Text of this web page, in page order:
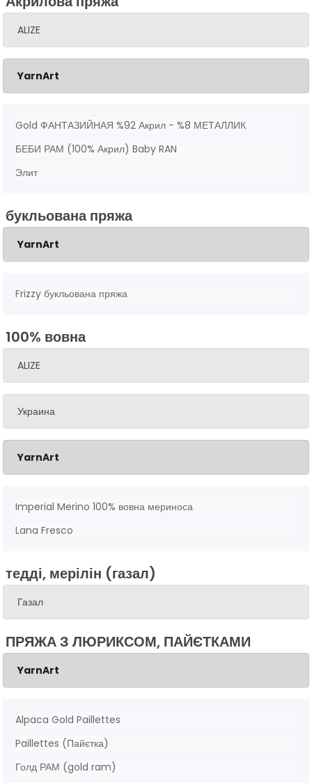
ALIZE
YarnArt
Gold ФАНТАЗИЙНАЯ %92 Акрил - %8 МЕТАЛЛИК
БЕБИ РАМ (100% Акрил) Baby RAN
Элит
букльована пряжа
YarnArt
Frizzy букльована пряжа
100% вовна
ALIZE
Украина
YarnArt
Imperial Merino 100% вовна мериноса
Lana Fresco
тедді, мерілін (газал)
Газал
ПРЯЖА З ЛЮРИКСОМ, ПАЙЄТКАМИ
YarnArt
Alpaca Gold Paillettes
Paillettes (Пайєтка)
Голд РАМ (gold ram)